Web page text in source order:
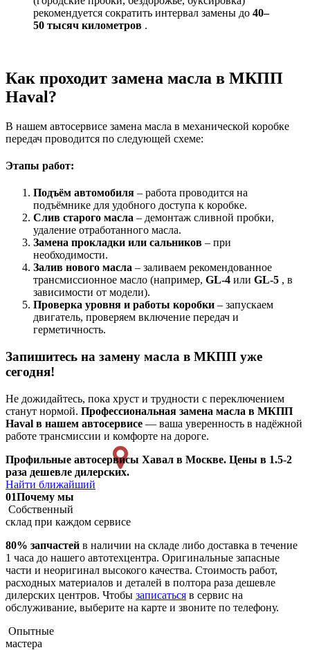
рекомендуется сократить интервал замены до 40–
50 тысяч километров .
Как проходит замена масла в МКПП
Haval?
В нашем автосервисе замена масла в механической коробке
передач проводится по следующей схеме:
Этапы работ:
Подъём автомобиля – работа проводится на
подъёмнике для удобного доступа к коробке.
Слив старого масла – демонтаж сливной пробки,
удаление отработанного масла.
Замена прокладки или сальников – при
необходимости.
Залив нового масла – заливаем рекомендованное
трансмиссионное масло (например, GL-4 или GL-5 , в
зависимости от модели).
Проверка уровня и работы коробки – запускаем
двигатель, проверяем включение передач и
герметичность.
Запишитесь на замену масла в МКПП уже
сегодня!
Не дожидайтесь, пока хруст и трудности с переключением
станут нормой. Профессиональная замена масла в МКПП
Haval в нашем автосервисе — ваша уверенность в надёжной
работе трансмиссии и комфорте на дороге.
Профильные автосервисы Хавал в Москве. Цены в 1.5-2
раза дешевле дилерских.
Найти ближайший
01Почему мы
Собственный
склад при каждом сервисе
80% запчастей в наличии на складе либо доставка в течение
1 часа до нашего автотехцентра. Оригинальные запасные
части и неоригинал высокого качества. Стоимость работ,
расходных материалов и деталей в полтора раза дешевле
дилерских центров. Чтобы записаться в сервис на
обслуживание, выберите на карте и звоните по телефону.
Опытные
мастера